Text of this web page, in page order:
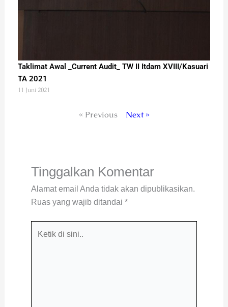
Taklimat Awal _Current Audit_ TW II Itdam XVIII/Kasuari
TA 2021
11 Juni 2021
« Previous Next »
Tinggalkan Komentar
Alamat email Anda tidak akan dipublikasikan.
Ruas yang wajib ditandai *